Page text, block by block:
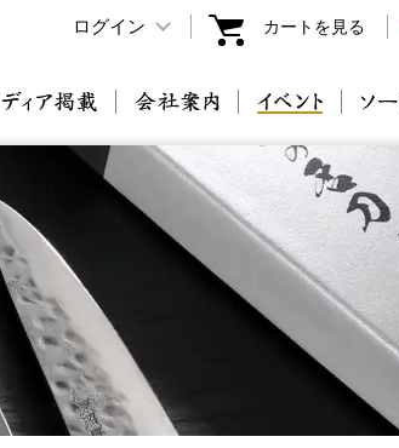
ログイン カートを見る
の声 メディア掲載 会社案内 イベント